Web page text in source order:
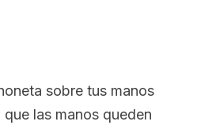
sobre tus manos
las manos queden